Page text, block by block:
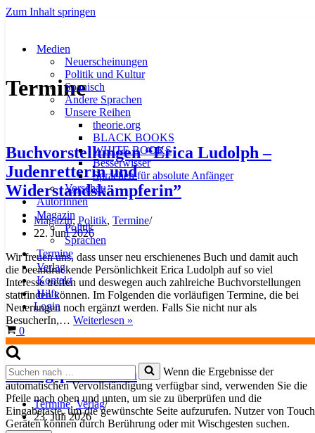
Zum Inhalt springen
Medien
Neuerscheinungen
Politik und Kultur
Spanisch
Andere Sprachen
Unsere Reihen
theorie.org
BLACK BOOKS
WHITE BOOKS
Besserwisser
Sprachen für absolute Anfänger
Vorschau
AutorInnen
Magazin
Politik
Sprachen
Termine
Verlag
Kontakt
Hilfe
Login
Warenkorb
0
Suchen
nach …
Wenn die Ergebnisse der
automatischen Vervollständigung verfügbar sind, verwenden Sie die
Pfeile nach oben und unten, um sie zu überprüfen und die
Eingabetaste, um die gewünschte Seite aufzurufen. Nutzer von
Geräten können durch Berührung oder mit Wischgesten suchen.
Termine
Buchvorstellungen “Erica Ludolph –
Judenretterin und
Widerstandskämpferin”
Magazin, Politik, Termine
22. Juni 2026
Wir freuen uns, dass unser neu erschienenes Buch und damit auch
die beeindruckende Persönlichkeit Erica Ludolph auf so viel
Interesse treffen und deswegen auch zahlreiche Buchvorstellungen
stattfinden können. Im Folgenden die vorläufigen Termine, die bei
Neuerungen noch ergänzt werden. Falls Sie nicht nur als
BesucherIn,… Weiterlesen »
Ludolph
Judenretterin
und
Widerstandskämpferin”
Verlagspraktikum
Termine,Verlag
23. Juli 2026